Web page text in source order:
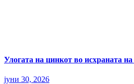
Улогата на цинкот во исхраната
јуни 30, 2026